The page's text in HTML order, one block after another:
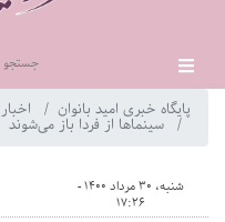
پایگاه خبری امید بانوان اخبار
سینماها از فردا باز می‌شوند
شنبه، 30 مرداد 1400 -
17:26